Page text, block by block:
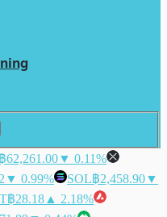
฿62,261.00▼ 0.11%
▼ 0.99% SOL฿2,458.90▼
฿28.18 ▲ 2.18%